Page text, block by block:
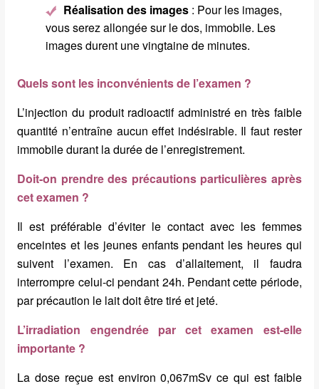
Réalisation des images : Pour les images,
vous serez allongée sur le dos, immobile. Les
images durent une vingtaine de minutes.
Quels sont les inconvénients de l’examen ?
L’injection du produit radioactif administré en très faible
quantité n’entraîne aucun effet indésirable. Il faut rester
immobile durant la durée de l’enregistrement.
Doit-on prendre des précautions particulières après
cet examen ?
Il est préférable d’éviter le contact avec les femmes
enceintes et les jeunes enfants pendant les heures qui
suivent l’examen. En cas d’allaitement, il faudra
interrompre celui-ci pendant 24h. Pendant cette période,
par précaution le lait doit être tiré et jeté.
L’irradiation engendrée par cet examen est-elle
importante ?
La dose reçue est environ 0,067mSv ce qui est faible